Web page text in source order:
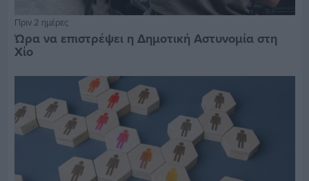
Πριν 2 ημέρες
Ώρα να επιστρέψει η Δημοτική Αστυνομία στη
Χίο